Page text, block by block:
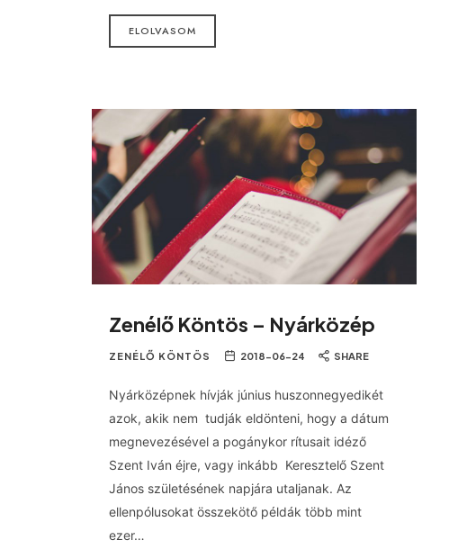
ELOLVASOM
Zenélő Köntös – Nyárközép
ZENÉLŐ KÖNTÖS 2018-06-24 SHARE
Nyárközépnek hívják június huszonnegyedikét
azok, akik nem tudják eldönteni, hogy a dátum
megnevezésével a pogánykor rítusait idéző
Szent Iván éjre, vagy inkább Keresztelő Szent
János születésének napjára utaljanak. Az
ellenpólusokat összekötő példák több mint
ezer…